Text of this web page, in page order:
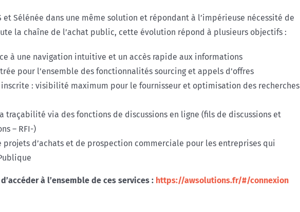
et Sélénée dans une même solution et répondant à l’impérieuse nécessité de
la chaîne de l’achat public, cette évolution répond à plusieurs objectifs :
à une navigation intuitive et un accès rapide aux informations
pour l’ensemble des fonctionnalités sourcing et appels d’offres
: visibilité maximum pour le fournisseur et optimisation des recherches
traçabilité via des fonctions de discussions en ligne (fils de discussions et
– RFI-)
d’achats et de prospection commerciale pour les entreprises qui
à l’ensemble de ces services : https://awsolutions.fr/#/connexion